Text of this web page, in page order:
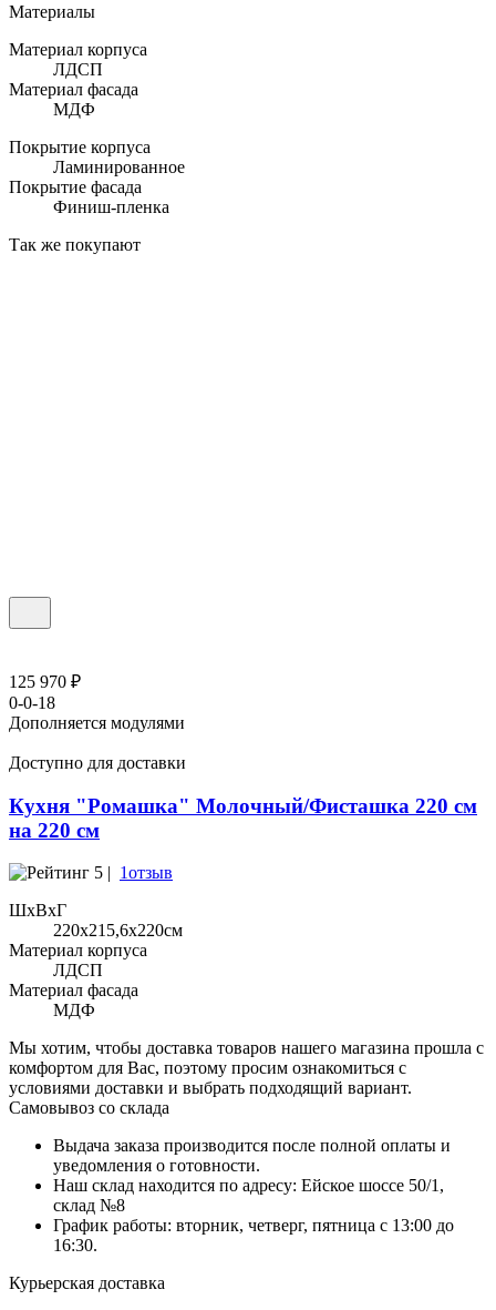
Материалы
Материал корпуса
ЛДСП
Материал фасада
МДФ
Покрытие корпуса
Ламинированное
Покрытие фасада
Финиш-пленка
Так же покупают
125 970 ₽
0-0-18
Дополняется модулями
Доступно для доставки
Кухня "Ромашка" Молочный/Фисташка 220 см
на 220 см
5 | 1отзыв
ШхВхГ
220x215,6х220см
Материал корпуса
ЛДСП
Материал фасада
МДФ
Мы хотим, чтобы доставка товаров нашего магазина прошла с
комфортом для Вас, поэтому просим ознакомиться с
условиями доставки и выбрать подходящий вариант.
Самовывоз со склада
Выдача заказа производится после полной оплаты и
уведомления о готовности.
Наш склад находится по адресу: Ейское шоссе 50/1,
склад №8
График работы: вторник, четверг, пятница с 13:00 до
16:30.
Курьерская доставка